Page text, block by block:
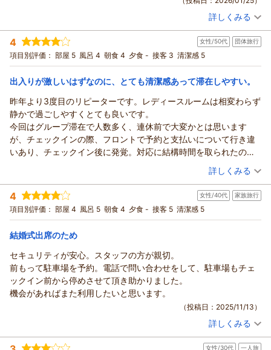
周辺環境や空港送迎バスについても便利にご利用いただけたよ
うで何よりです。単身でのご利用にも快適と感じていただけた
ことは、私たちにとって大きな励みです。
また福岡空港をご利用の際は、ぜひお立ち寄りくださいませ。
次回も安心してお過ごしいただけるよう、スタッフ一同心より
お待ちしております。
徒歩でお越しの際に迷われたとのこと、ご不便をおかけし申し
訳ございません。当館の公式HPには空港からホテルまでの徒歩
ルートを分かりやすくまとめた案内動画をご用意しておりま
す。実際の風景に沿って道順をご確認いただける内容となって
おりますので、次回はよりスムーズにお越しいただけるかと思
います。
今後も初めてのお客様にも分かりやすいご案内ができるよう、
ひ安心してお立ち寄りくださいませ。
投稿者： BOOさん(男性/50代)
宿泊プラン： 【福岡空港ご利用の方限定】 素泊りプラン
シングル
食事なし
宿泊価格帯： 10,001～11,000円(大人一人あたり/税込)
ご宿泊いただき、また丁寧なご感想をお寄せくださり誠にあり
がとうございます。
館内の清潔さや空港までの送迎バス、そして外国籍スタッフの
日本語対応についてご満足いただけたとのこと、大変嬉しく拝
一方で、空港からの徒歩ルートが分かりにくかったとのこと、
ご不便をおかけし申し訳ございません。当館の周辺は歩道がや
や複雑で迷われるお客様もいらっしゃいますが、公式HPに空港
をご用意しております。次回はそちらをご覧いただくと、より
スムーズにお越しいただけるかと思います。
また福岡へお越しの際は、ぜひ当館をご利用いただければ幸い
です。
詳しくみる
4 女性/50代 団体旅行
項目別評価： 部屋 5 風呂 4 朝食 4 夕食 - 接客 3 清潔感 5
出入りが激しいはずなのに、とても清潔感あって滞在しやすい。
昨年より3度目のリピーターです。レディースルームは相変わらず
静かで過ごしやすくとても良いです。
今回はグループ滞在で人数多く、連休前で大変かとは思います
が、チェックインの際、フロントで予約と支払いについて行き違
いあり、チェックイン後に発覚。対応に結構時間を取られたので
支払い内容がすぐにわかるシステムや、シフト交代後の引き継ぎ
徹底されれば、それ以外はいつも通り快適に過ごせました。
そして、外国人のフロントの方々、いつも対応が丁寧でとてもナ
イスです！次も利用したいですし、おススメしたいホテルです！
（投稿日：2025/11/27）
宿泊時期： 2025年11月宿泊 (団体旅行)
投稿者： anmamaさん
宿泊プラン： 【お部屋タイプは当ホテルにお任せ！】シェフ厳選 一押し和
洋食ビュッフェ付きプラン
シングル 朝のみ
宿泊価格帯： 20,001～21,000円(大人一人あたり/税込)
ホテルフロントイン福岡空港からの返信
ご宿泊いただき、そしていつも当館をご利用くださり誠にあり
がとうございます。昨年から続けてお越しいただけているこ
と、スタッフ一同とても励みになっております。
レディースルームで今回も静かにお過ごしいただけたとのこ
と、大変嬉しく拝見しました。一方で、チェックイン時の予約
内容とお支払いに関する行き違いにより、お時間を取らせてし
詳しくみる
4 女性/40代 家族旅行
項目別評価： 部屋 4 風呂 5 朝食 4 夕食 - 接客 5 清潔感 5
結婚式出席のため
セキュリティが安心。スタッフの方が親切。
前もって駐車場を予約。電話で問い合わせをして、駐車場もチェ
ックイン前から停めさせて頂き助かりました。
機会があればまた利用したいと思います。
（投稿日：2025/11/13）
投稿者： まりも522304さん(女性/40代)
詳しくみる
女性/30代 一人旅